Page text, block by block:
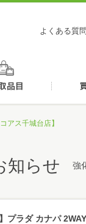
価値あるものを、
よくある質問
の方へ 買
アス千城台店】
知らせ 強
】プラダ カナパ